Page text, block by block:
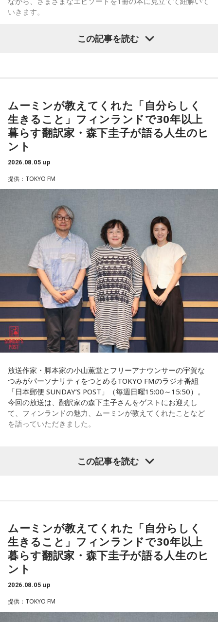
ければよかった……』そう言っていました」
とスターでした」と語り、「同じ雑誌に出ていたってことで
改めて株式会社yutoriについて聞かれると、ゆとりくんは現
って言うわ（笑）」と納得の様子でした。
◆「会社は宇宙なんですよ」社長だからこそ見える景色
企業理念として掲げる「ハグレモノをツワモノに」につい
て、「まだ大人に見つかっていない若い才能を見つけてき
プで将来スターになる若者を見つけ出すような感覚に近いと
話します。
実際には、店舗スタッフとして入社した若手がSNS運用を担
当し、動画をバズらせるようになると商品企画へ、さらにブ
ランドプロデューサーへとステップアップしていく仕組みに
なっているそうです。きゃりーは「階段を上がっていくん
だ！」と感心しながら耳を傾けていました。
会社経営の魅力について尋ねられると、ゆとりくんは「会社
って脳みそなんで、宇宙なんですよ」と独特な表現で回答し
ます。「自分が想像したことは全部実現できる可能性があ
る」と語り、音楽のように声質とか身体的な制約がある表現
とは異なり、会社経営には発想次第でどこまでも挑戦できる
自由さがあると説明しました。
さらに、経営について特別に勉強した経験はほとんどないと
しれないけれど、基本はいろいろと失敗しながら覚えてき
た」と振り返りました。
（左から）パーソナリティのきゃりーぱみゅぱみゅ、株式会
さらにはメルカリも愛用していることを明かします。
一方のゆとりくんも「メルカリディグが超好き」と笑いなが
ら語り、ヴィンテージロックTシャツは真贋判定をしてもらっ
て購入していることなど、こだわりを紹介しました。
た瞬間があった」と振り返り、そこからヴィンテージのバッ
グや時計に興味を持つようになったことも告白。「保育園の
いきます。
8月2日（日）放送のゲストは、「ハグレモノをツワモノに」
を企業理念に掲げる株式会社yutori 代表取締役社長の片石貴
（左から）パーソナリティのきゃりーぱみゅぱみゅ、株式会
社yutori代表取締役社長 片石貴展さん（ゆとりくん）
ゆとりくんは、Z世代向けアパレルブランドを数多く手がけ、
2023年にはアパレル業界史上最年少で上場を果たしたことで
大きな注目を集めています。きゃりーは「いろんな人から
気になっていました」と語り、今回の出演を熱烈オファーし
たことを明かします。
◆「今いちばんすごい人」と聞いて実現した初対談
きゃりーは、いろんなところからゆとりくんのお話を聞くこ
とが多かったそうで、クリエイティブディレクター・千原徹
也さんとのランチでも「今、きゃりーちゃんくらいの世代で
一番すごいんじゃないかな」と名前が挙がり、その後、ゆと
りくんのYouTubeチャンネルにOKAMOTO’Sのレイジさんが
出演していた回を見て「すごく話しやすそうな人だなと思っ
た」と興味を持ったそうです。
一方のゆとりくんも、きゃりーについて「物心ついたときか
月違いという共通点に加え、10代向けカルチャー・ファッシ
ョン誌「HR」の同じ号に掲載されていたことも判明し、2人
は当時を懐かしく振り返ります。ゆとりくんは「僕はスナッ
プの1人みたいな感じでしたけど、きゃりーさんは表紙。ずっ
とスターでした」と語り、「同じ雑誌に出ていたってことで
すね」ときゃりーも笑顔を見せました。
在約30のブランドを展開し、全国に約60店舗を構えているこ
とを紹介。ストリートブランドだけでなく、パジャマやレデ
◆「会社は宇宙なんですよ」社長だからこそ見える景色
企業理念として掲げる「ハグレモノをツワモノに」につい
て、「まだ大人に見つかっていない若い才能を見つけてき
て、社会との接点をつくること」と説明。ストリートスナッ
プで将来スターになる若者を見つけ出すような感覚に近いと
この記事を読む
ムーミンが教えてくれた「自分らしく
生きること」フィンランドで30年以上
暮らす翻訳家・森下圭子が語る人生のヒ
ント
2026.08.05 up
提供：TOKYO FM
放送作家・脚本家の小山薫堂とフリーアナウンサーの宇賀な
つみがパーソナリティをつとめるTOKYO FMのラジオ番組
「日本郵便 SUNDAY’S POST」（毎週日曜15:00～15:50）。
今回の放送は、翻訳家の森下圭子さんをゲストにお迎えし
て、フィンランドの魅力、ムーミンが教えてくれたことなど
を語っていただきました。
（左から）パーソナリティの小山薫堂、森下圭子さん、宇賀
森下圭子さんは、ムーミン研究をきっかけに1994年にフィン
ランドへ渡りました。大学時代に作品を読み返した際、「な
んて前衛的な文学なんだろう」と衝撃を受け、その背景にあ
る文化や社会を知りたいと思ったことが渡航のきっかけだっ
たと振り返ります。現在はヘルシンキを拠点に、翻訳や通
ンドの暮らしや文化を発信しています。
森下さんが初めてフィンランドを訪れた1994年は、深刻な経
この記事を読む
ムーミンが教えてくれた「自分らしく
生きること」フィンランドで30年以上
暮らす翻訳家・森下圭子が語る人生のヒ
ント
2026.08.05 up
提供：TOKYO FM